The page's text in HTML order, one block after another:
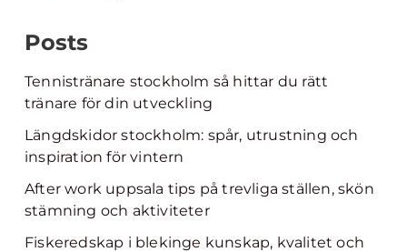
Posts
Tennistränare stockholm så hittar du rätt
tränare för din utveckling
Längdskidor stockholm: spår, utrustning och
inspiration för vintern
After work uppsala tips på trevliga ställen, skön
stämning och aktiviteter
Fiskeredskap i blekinge kunskap, kvalitet och